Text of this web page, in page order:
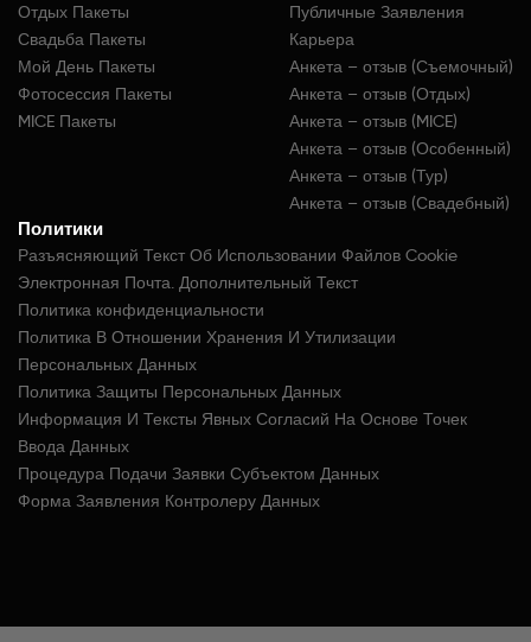
Отдых Пакеты
Свадьба Пакеты
Мой День Пакеты
Фотосессия Пакеты
MICE Пакеты
Публичные Заявления
Карьера
Анкета – отзыв (Съемочный)
Анкета – отзыв (Отдых)
Анкета – отзыв (MICE)
Анкета – отзыв (Особенный)
Анкета – отзыв (Тур)
Анкета – отзыв (Свадебный)
Политики
Разъясняющий Текст Об Использовании Файлов Cookie
Электронная Почта. Дополнительный Текст
Политика конфиденциальности
Политика В Отношении Хранения И Утилизации
Персональных Данных
Политика Защиты Персональных Данных
Информация И Тексты Явных Согласий На Основе Точек
Ввода Данных
Процедура Подачи Заявки Субъектом Данных
Форма Заявления Контролеру Данных